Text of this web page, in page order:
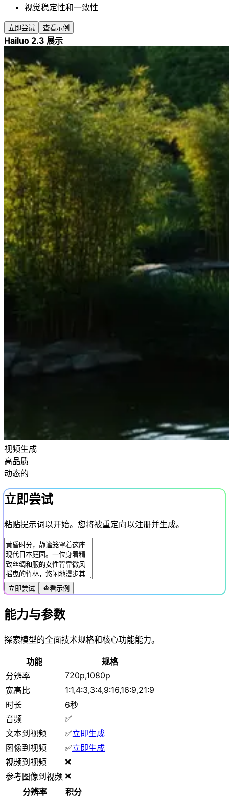
视觉稳定性和一致性
立即尝试 查看示例
Hailuo 2.3 展示
视频生成
高品质
动态的
立即尝试
粘贴提示词以开始。您将被重定向以注册并生成。
立即尝试 查看示例
能力与参数
探索模型的全面技术规格和核心功能能力。
功能
规格
分辨率
720p,1080p
宽高比
1:1,4:3,3:4,9:16,16:9,21:9
时长
6秒
音频
✅
文本到视频
✅立即生成
图像到视频
✅立即生成
视频到视频
❌
参考图像到视频 ❌
分辨率
积分